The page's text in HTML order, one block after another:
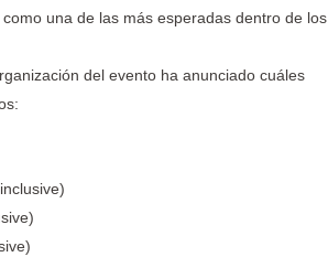
una de las más esperadas dentro de los
del evento ha anunciado cuáles